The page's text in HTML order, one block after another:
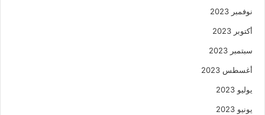
نوفمبر 2023
أكتوبر 2023
سبتمبر 2023
أغسطس 2023
يوليو 2023
يونيو 2023